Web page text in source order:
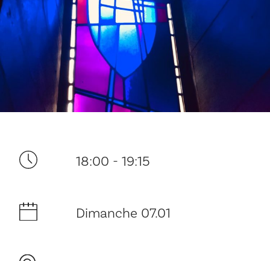
Ditt besøk
Musikk
Historie og arkitektur
18:00 - 19:15
Dimanche 07.01